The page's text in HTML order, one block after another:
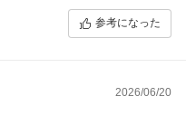
参考になった
2026/06/20